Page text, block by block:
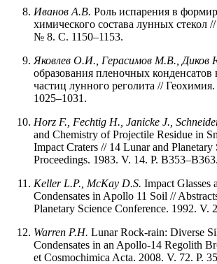
Иванов А.В. Роль испарения в
химического состава лунных стекол
№ 8. С. 1150–1153.
Яковлев О.И., Герасимов М.В.,
образования пленочных конденсатов
частиц лунного реголита //
1025–1031.
Horz F., Fechtig H., Janicke J.,
and Chemistry of Projectile Residue in
Impact Craters // 14 Lunar and Planetary
Proceedings. 1983. V. 14. P. B353–B363.
Keller L.P., McKay D.S. Impact Glasses
Condensates in Apollo 11 Soil //
Planetary Science Conference. 1992. V.
Warren P.H. Lunar Rock-rain: Diverse
Condensates in an Apollo-14 Regolith
et Cosmochimica Acta. 2008. V. 72. P.